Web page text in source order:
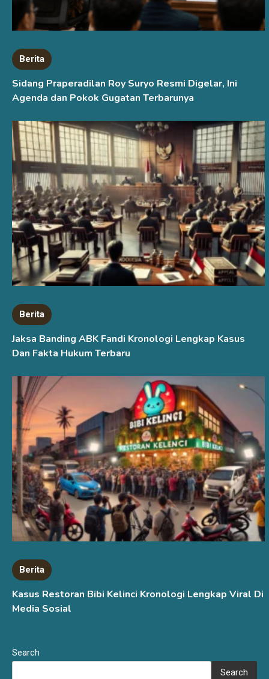
Berita
Sidang Praperadilan Roy Suryo Resmi Digelar, Ini
Agenda dan Pokok Gugatan Terbarunya
Berita
Jaksa Banding ABK Fandi Kronologi Lengkap Kasus
Dan Fakta Hukum Terbaru
Berita
Kasus Restoran Bibi Kelinci Kronologi Lengkap Viral Di
Media Sosial
Search
Search